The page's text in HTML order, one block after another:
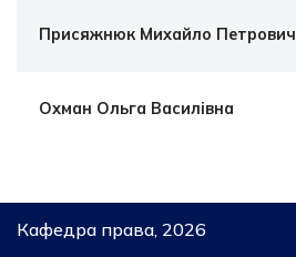
Присяжнюк Михайло Петрович
Охман Ольга Василівна
Кафедра права, 2026